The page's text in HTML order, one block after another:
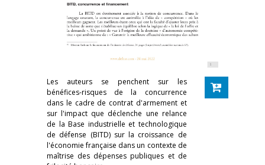
Les auteurs se penchent sur les
bénéfices-risques de la concurrence
dans le cadre de contrat d'armement et
sur l'impact que déclenche une relance
de la Base industrielle et technologique
de défense (BITD) sur la croissance de
l'économie française dans un contexte de
maîtrise des dépenses publiques et de